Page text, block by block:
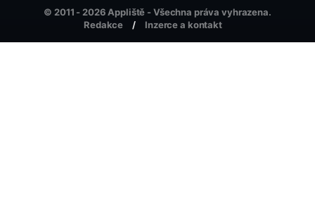
Redakce Inzerce a kontakt
© 2011 - 2026 Appliště - Všechna práva vyhrazena.